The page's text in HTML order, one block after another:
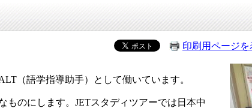
印刷用ページを
（語学指導助手）として働いています。
のにします。JETスタディツアーでは日本中